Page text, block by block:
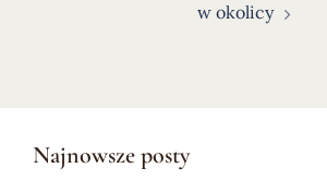
w okolicy
Najnowsze posty